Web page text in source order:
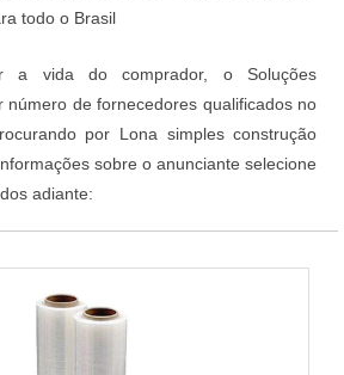
todo o Brasil
a vida do comprador, o Soluções
número de fornecedores qualificados no
por Lona simples construção
sobre o anunciante selecione
adiante: